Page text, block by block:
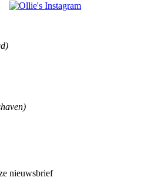
nieuwsbrief